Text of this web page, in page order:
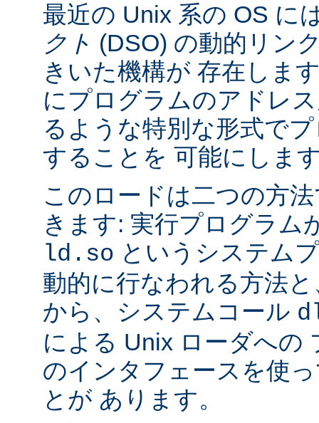
最近の Unix 系の OS に
クト (DSO) の動的リン
きいた機構が 存在しま
にプログラムのアドレ
るような特別な形式で
することを 可能にしま
このロードは二つの方
きます: 実行プログラム
ld.so というシステム
動的に行なわれる方法
から、システムコール
による Unix ローダへの
のインタフェースを使
とが あります。